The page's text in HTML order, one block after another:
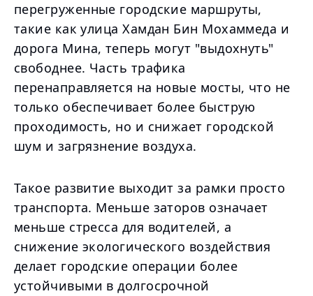
перегруженные городские маршруты,
такие как улица Хамдан Бин Мохаммеда и
дорога Мина, теперь могут "выдохнуть"
свободнее. Часть трафика
перенаправляется на новые мосты, что не
только обеспечивает более быструю
проходимость, но и снижает городской
шум и загрязнение воздуха.
Такое развитие выходит за рамки просто
транспорта. Меньше заторов означает
меньше стресса для водителей, а
снижение экологического воздействия
делает городские операции более
устойчивыми в долгосрочной